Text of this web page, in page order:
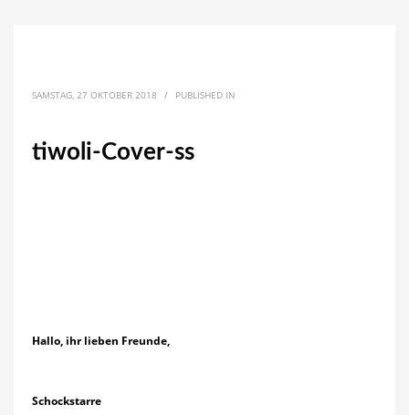
SAMSTAG, 27 OKTOBER 2018 / PUBLISHED IN
tiwoli-Cover-ss
Hallo, ihr lieben Freunde,
Schockstarre